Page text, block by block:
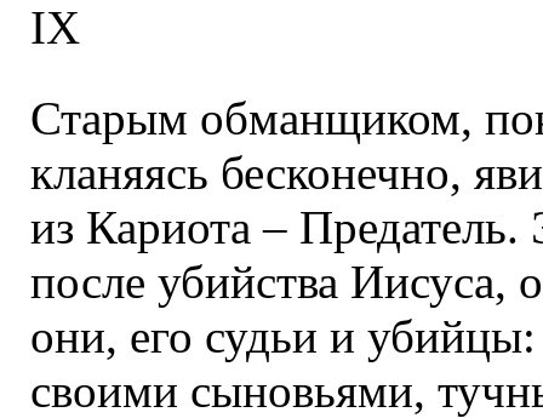
IX
Старым обманщиком,
кланяясь бесконечно,
из Кариота –
после убийства Иисуса,
они, его судьи и
своими сыновьями,